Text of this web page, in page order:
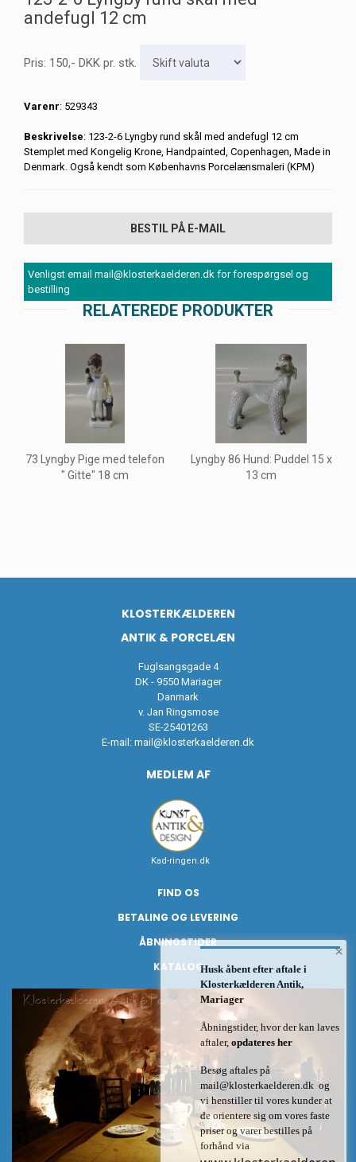
andefugl 12 cm
Pris: 150,- DKK pr. stk.
Varenr: 529343
Beskrivelse: 123-2-6 Lyngby rund skål med andefugl 12 cm
Stemplet med Kongelig Krone, Handpainted, Copenhagen, Made in
Denmark. Også kendt som Københavns Porcelænsmaleri (KPM)
BESTIL PÅ E-MAIL
Venligst email mail@klosterkaelderen.dk for forespørgsel og
bestilling
RELATEREDE PRODUKTER
73 Lyngby Pige med telefon
" Gitte" 18 cm
Lyngby 86 Hund: Puddel 15 x
13 cm
KLOSTERKÆLDEREN
ANTIK & PORCELÆN
Fuglsangsgade 4
DK - 9550 Mariager
Danmark
v. Jan Ringsmose
SE-25401263
E-mail: mail@klosterkaelderen.dk
MEDLEM AF
Kad-ringen.dk
FIND OS
BETALING OG LEVERING
ÅBNINGSTIDER
KATALOG
×
Husk åbent efter aftale i
Klosterkælderen Antik,
Mariager
Åbningstider, hvor der kan laves
aftaler, opdateres her
Besøg aftales på
mail@klosterkaelderen.dk og
vi henstiller til vores kunder at
de orientere sig om vores faste
priser og varer bestilles på
forhånd via